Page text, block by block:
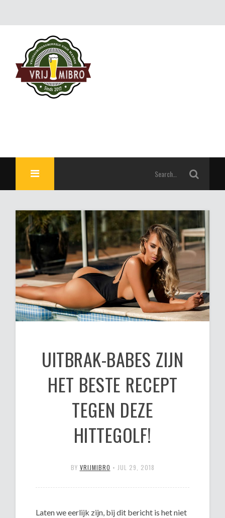
UITBRAK-BABES ZIJN
HET BESTE RECEPT
TEGEN DEZE
HITTEGOLF!
BY VRIJMIBRO • JUL 29, 2018
Laten we eerlijk zijn, bij dit bericht is het niet